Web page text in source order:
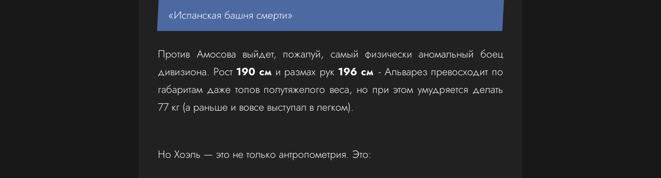
«Испанская башня смерти»
Против Амосова выйдет, пожалуй, самый физически аномальный боец
дивизиона. Рост 190 см и размах рук 196 см - Альварез превосходит по
габаритам даже топов полутяжелого веса, но при этом умудряется делать
77 кг (а раньше и вовсе выступал в легком).
Но Хоэль — это не только антропометрия. Это: